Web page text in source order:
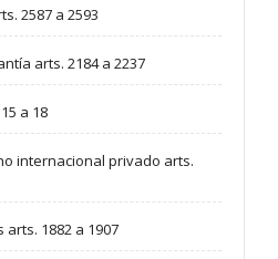
2587 a 2593
arts. 2184 a 2237
a 18
internacional privado arts.
1882 a 1907